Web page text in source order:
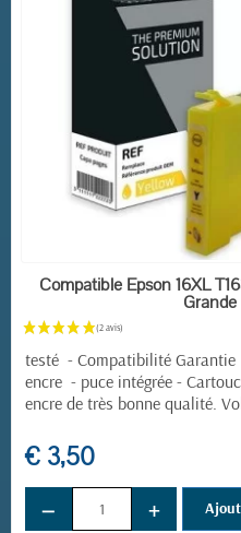
(4 avis)
EN
Compatible Epson 16XL
testé - Compatibilité
encre - puce intégrée -
encre de très bonne qualité.
€ 3,50
− +